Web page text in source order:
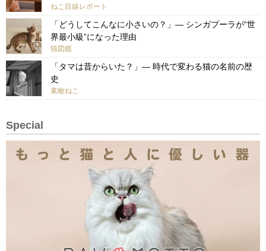
ねこ目線レポート
「どうしてこんなに小さいの？」— シンガプーラが“世
界最小級”になった理由
猫図鑑
「タマは昔からいた？」— 時代で変わる猫の名前の歴
史
素敵ねこ
Special